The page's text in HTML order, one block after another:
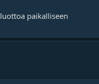
paikalliseen